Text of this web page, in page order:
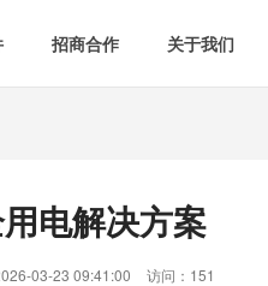
方案  智慧用电方案
 智慧场景建设
[list:subtitle]
招商合作 关于我们
电解决方案
03-23 09:41:00 访问：151